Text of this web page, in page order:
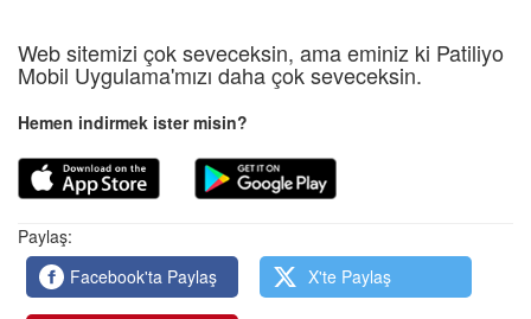
Web sitemizi çok seveceksin, ama eminiz ki Patiliyo
Mobil Uygulama'mızı daha çok seveceksin.
Hemen indirmek ister misin?
Paylaş:
Facebook'ta Paylaş
X'te Paylaş